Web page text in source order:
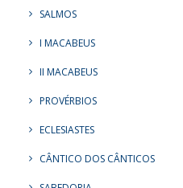
SALMOS
I MACABEUS
II MACABEUS
PROVÉRBIOS
ECLESIASTES
CÂNTICO DOS CÂNTICOS